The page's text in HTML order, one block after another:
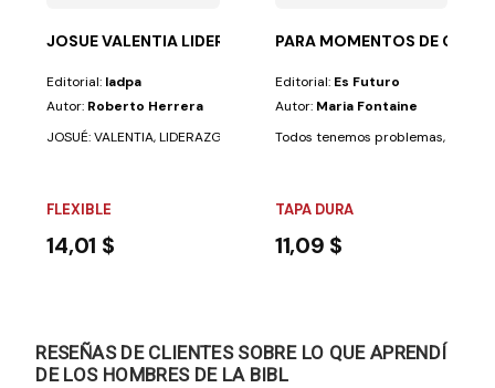
JOSUE VALENTIA LIDERAZGO SUPERACION
Editorial: Iadpa
Autor: Roberto Herrera
JOSUÉ: VALENTIA, LIDERAZGO, SUPERACION es un llamamiento de
FLEXIBLE
14,01 $
PARA MOMENTOS DE CRISIS
Editorial: Es Futuro
Autor: Maria Fontaine
Todos tenemos problemas, ¡pero
TAPA DURA
11,09 $
RESEÑAS DE CLIENTES SOBRE LO QUE APRENDÍ
DE LOS HOMBRES DE LA BIBL